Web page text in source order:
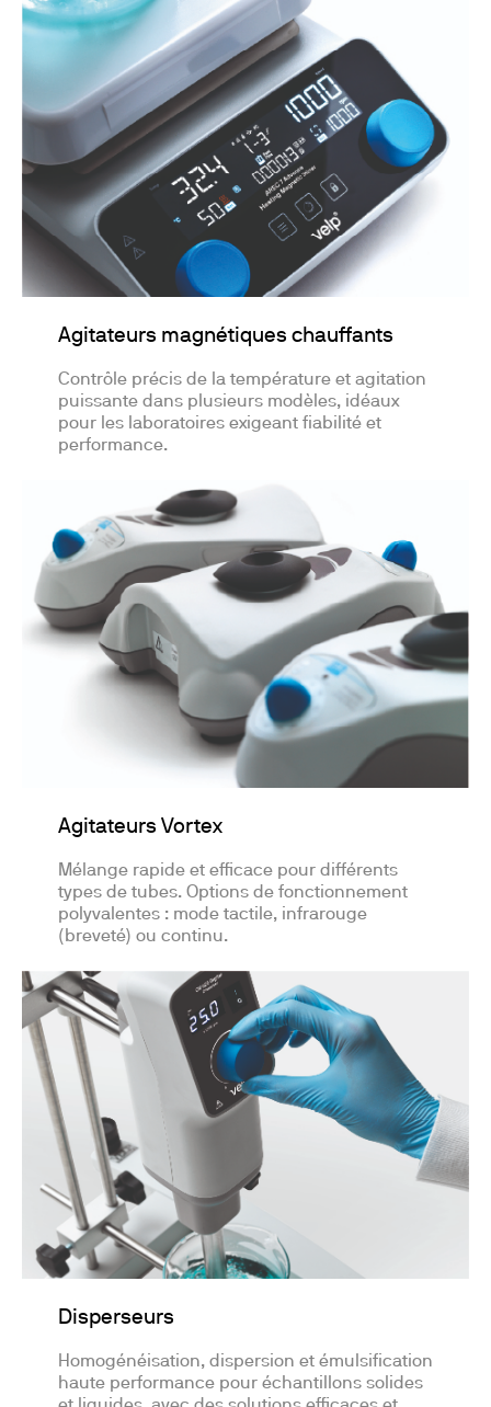
Agitateurs magnétiques chauffants
Contrôle précis de la température et agitation
puissante dans plusieurs modèles, idéaux
pour les laboratoires exigeant fiabilité et
performance.
Agitateurs Vortex
Mélange rapide et efficace pour différents
types de tubes. Options de fonctionnement
polyvalentes : mode tactile, infrarouge
(breveté) ou continu.
Disperseurs
Homogénéisation, dispersion et émulsification
haute performance pour échantillons solides